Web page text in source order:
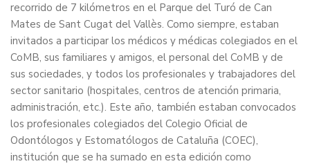
recorrido de 7 kilómetros en el Parque del Turó de Can
Mates de Sant Cugat del Vallès. Como siempre, estaban
invitados a participar los médicos y médicas colegiados en el
CoMB, sus familiares y amigos, el personal del CoMB y de
sus sociedades, y todos los profesionales y trabajadores del
sector sanitario (hospitales, centros de atención primaria,
administración, etc.). Este año, también estaban convocados
los profesionales colegiados del Colegio Oficial de
Odontólogos y Estomatólogos de Cataluña (COEC),
institución que se ha sumado en esta edición como